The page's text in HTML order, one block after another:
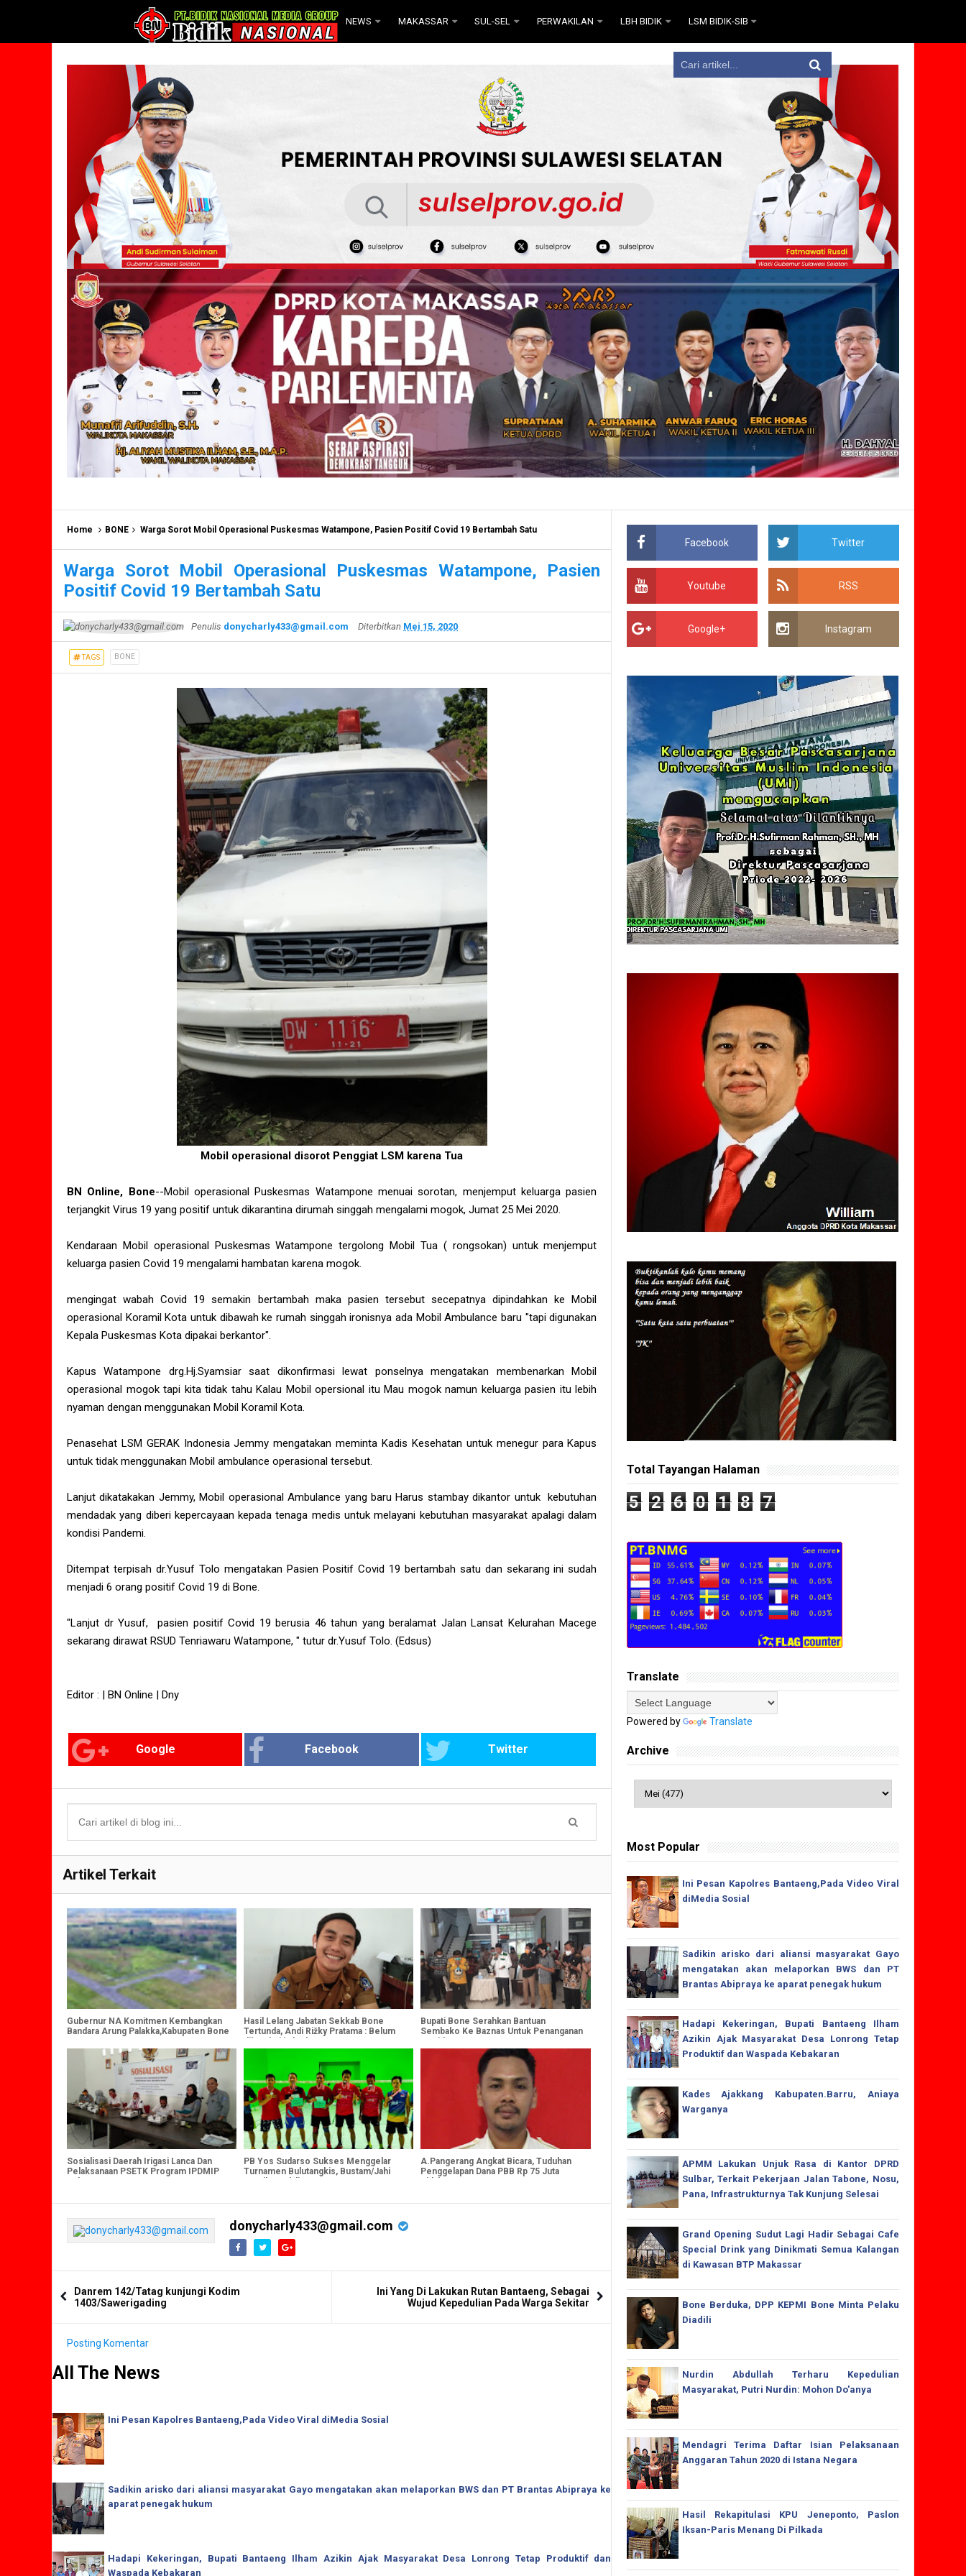
NEWS MAKASSAR SUL-SEL PERWAKILAN LBH BIDIK LSM BIDIK-SIB
Home BONE Warga Sorot Mobil Operasional Puskesmas Watampone, Pasien Positif Covid 19 Bertambah Satu
Warga Sorot Mobil Operasional Puskesmas Watampone, Pasien
Positif Covid 19 Bertambah Satu
Penulis donycharly433@gmail.com Diterbitkan Mei 15, 2020
TAGS BONE
Mobil operasional disorot Penggiat LSM karena Tua
BN Online, Bone--Mobil operasional Puskesmas Watampone menuai sorotan, menjemput keluarga pasien
terjangkit Virus 19 yang positif untuk dikarantina dirumah singgah mengalami mogok, Jumat 25 Mei 2020.
Kendaraan Mobil operasional Puskesmas Watampone tergolong Mobil Tua ( rongsokan) untuk menjemput
keluarga pasien Covid 19 mengalami hambatan karena mogok.
mengingat wabah Covid 19 semakin bertambah maka pasien tersebut secepatnya dipindahkan ke Mobil
operasional Koramil Kota untuk dibawah ke rumah singgah ironisnya ada Mobil Ambulance baru "tapi digunakan
Kepala Puskesmas Kota dipakai berkantor".
Kapus Watampone drg.Hj.Syamsiar saat dikonfirmasi lewat ponselnya mengatakan membenarkan Mobil
operasional mogok tapi kita tidak tahu Kalau Mobil opersional itu Mau mogok namun keluarga pasien itu lebih
nyaman dengan menggunakan Mobil Koramil Kota.
Penasehat LSM GERAK Indonesia Jemmy mengatakan meminta Kadis Kesehatan untuk menegur para Kapus
untuk tidak menggunakan Mobil ambulance operasional tersebut.
Lanjut dikatakakan Jemmy, Mobil operasional Ambulance yang baru Harus stambay dikantor untuk kebutuhan
mendadak yang diberi kepercayaan kepada tenaga medis untuk melayani kebutuhan masyarakat apalagi dalam
kondisi Pandemi.
Ditempat terpisah dr.Yusuf Tolo mengatakan Pasien Positif Covid 19 bertambah satu dan sekarang ini sudah
menjadi 6 orang positif Covid 19 di Bone.
"Lanjut dr Yusuf, pasien positif Covid 19 berusia 46 tahun yang beralamat Jalan Lansat Kelurahan Macege
sekarang dirawat RSUD Tenriawaru Watampone, " tutur dr.Yusuf Tolo. (Edsus)
Editor : | BN Online | Dny
Google Facebook Twitter
Artikel Terkait
Gubernur NA Komitmen Kembangkan
Bandara Arung Palakka,Kabupaten Bone
Hasil Lelang Jabatan Sekkab Bone
Tertunda, Andi Rižky Pratama : Belum
Bupati Bone Serahkan Bantuan
Sembako Ke Baznas Untuk Penanganan
Sosialisasi Daerah Irigasi Lanca Dan
Pelaksanaan PSETK Program IPDMIP
PB Yos Sudarso Sukses Menggelar
Turnamen Bulutangkis, Bustam/Jahi
A.Pangerang Angkat Bicara, Tuduhan
Penggelapan Dana PBB Rp 75 Juta
donycharly433@gmail.com
Danrem 142/Tatag kunjungi Kodim
1403/Sawerigading
Ini Yang Di Lakukan Rutan Bantaeng, Sebagai
Wujud Kepedulian Pada Warga Sekitar
Posting Komentar
All The News
Ini Pesan Kapolres Bantaeng,Pada Video Viral diMedia Sosial
Sadikin arisko dari aliansi masyarakat Gayo mengatakan akan melaporkan BWS dan PT Brantas Abipraya ke
aparat penegak hukum
Hadapi Kekeringan, Bupati Bantaeng Ilham Azikin Ajak Masyarakat Desa Lonrong Tetap Produktif dan
Waspada Kebakaran
Facebook Twitter
Youtube RSS
Google+ Instagram
Total Tayangan Halaman
5 2 6 0 1 8 7
Translate
Powered by Translate
Archive
Most Popular
Ini Pesan Kapolres Bantaeng,Pada Video Viral
diMedia Sosial
Sadikin arisko dari aliansi masyarakat Gayo
mengatakan akan melaporkan BWS dan PT
Brantas Abipraya ke aparat penegak hukum
Hadapi Kekeringan, Bupati Bantaeng Ilham
Azikin Ajak Masyarakat Desa Lonrong Tetap
Produktif dan Waspada Kebakaran
Kades Ajakkang Kabupaten.Barru, Aniaya
Warganya
APMM Lakukan Unjuk Rasa di Kantor DPRD
Sulbar, Terkait Pekerjaan Jalan Tabone, Nosu,
Pana, Infrastrukturnya Tak Kunjung Selesai
Grand Opening Sudut Lagi Hadir Sebagai Cafe
Special Drink yang Dinikmati Semua Kalangan
di Kawasan BTP Makassar
Bone Berduka, DPP KEPMI Bone Minta Pelaku
Diadili
Nurdin Abdullah Terharu Kepedulian
Masyarakat, Putri Nurdin: Mohon Do'anya
Mendagri Terima Daftar Isian Pelaksanaan
Anggaran Tahun 2020 di Istana Negara
Hasil Rekapitulasi KPU Jeneponto, Paslon
Iksan-Paris Menang Di Pilkada